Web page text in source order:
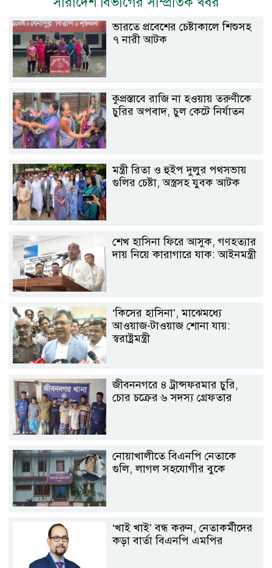
ভারতে প্রবেশের চেষ্টাকালে শিশুসহ
৭ নারী আটক
কুপ্রস্তাবে রাজি না হওয়ায় তরুণীকে
চুরির অপবাদ, চুল কেটে নির্যাতন
মন্ত্রী রিতা ও হুইপ দুলুর পথসভায়
গুলির চেষ্টা, অস্ত্রসহ যুবক আটক
শেখ হাসিনা ফিরে আসুক, গণহত্যার
দায় নিয়ে কারাগারে যাক: আইনমন্ত্রী
‘কিসের হাসিনা’, মাঝেমধ্যে
আওয়াজ-টাওয়াজ শোনা যায়:
স্বরাষ্ট্রমন্ত্রী
জীবননগরে ৪ ট্রান্সফরমার চুরি,
চোর চক্রের ৬ সদস্য গ্রেফতার
নোয়াখালীতে বিএনপি নেতাকে
গুলি, লাগল সহযোগীর বুকে
‘খাই খাই’ বন্ধ করুন, নেতাকর্মীদের
কড়া বার্তা বিএনপি এমপির